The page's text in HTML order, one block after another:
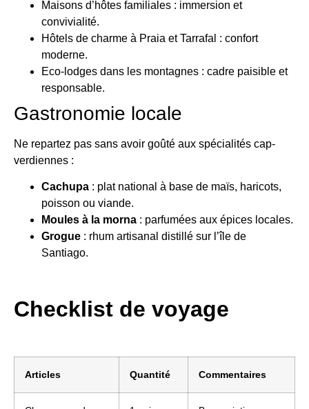
Maisons d’hôtes familiales : immersion et
convivialité.
Hôtels de charme à Praia et Tarrafal : confort
moderne.
Eco-lodges dans les montagnes : cadre paisible et
responsable.
Gastronomie locale
Ne repartez pas sans avoir goûté aux spécialités cap-
verdiennes :
Cachupa : plat national à base de maïs, haricots,
poisson ou viande.
Moules à la morna : parfumées aux épices locales.
Grogue : rhum artisanal distillé sur l’île de
Santiago.
Checklist de voyage
Articles Quantité Commentaires